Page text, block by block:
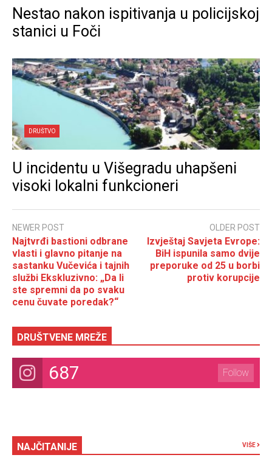
Nestao nakon ispitivanja u policijskoj
stanici u Foči
DRUŠTVO
U incidentu u Višegradu uhapšeni
visoki lokalni funkcioneri
NEWER POST
Najtvrđi bastioni odbrane
vlasti i glavno pitanje na
sastanku Vučevića i tajnih
službi Ekskluzivno: „Da li
ste spremni da po svaku
cenu čuvate poredak?“
OLDER POST
Izvještaj Savjeta Evrope:
BiH ispunila samo dvije
preporuke od 25 u borbi
protiv korupcije
DRUŠTVENE MREŽE
687 Follow
NAJČITANIJE VIŠE